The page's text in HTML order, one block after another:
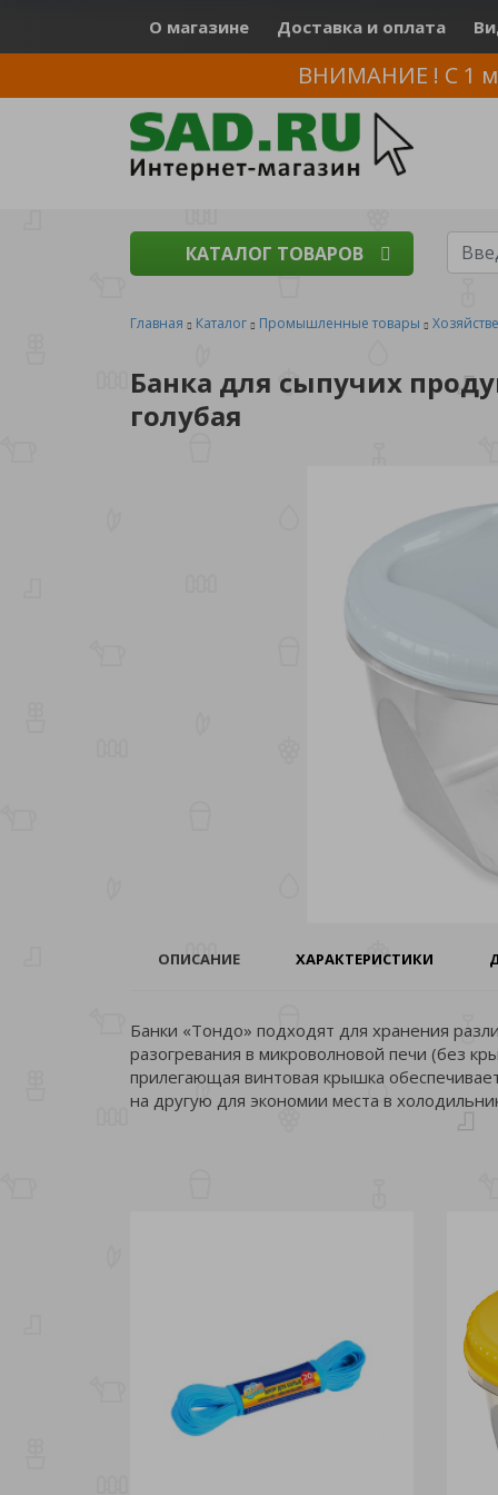
О магазине Доставка и оплата
ВНИМАНИЕ ! С 1
КАТАЛОГ ТОВАРОВ
Главная Каталог Промышленные товары
Банка для сыпучих
голубая
ОПИСАНИЕ ХАРАКТЕРИСТИКИ
Банки «Тондо» подходят для хранения
разогревания в микроволновой печи (без
прилегающая винтовая крышка
на другую для экономии места в